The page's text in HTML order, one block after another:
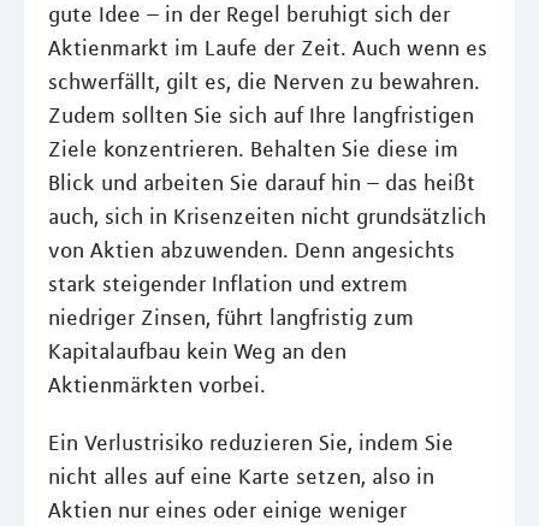
gute Idee – in der Regel beruhigt sich der
Aktienmarkt im Laufe der Zeit. Auch wenn es
schwerfällt, gilt es, die Nerven zu bewahren.
Zudem sollten Sie sich auf Ihre langfristigen
Ziele konzentrieren. Behalten Sie diese im
Blick und arbeiten Sie darauf hin – das heißt
auch, sich in Krisenzeiten nicht grundsätzlich
von Aktien abzuwenden. Denn angesichts
stark steigender Inflation und extrem
niedriger Zinsen, führt langfristig zum
Kapitalaufbau kein Weg an den
Aktienmärkten vorbei.
Ein Verlustrisiko reduzieren Sie, indem Sie
nicht alles auf eine Karte setzen, also in
Aktien nur eines oder einige weniger